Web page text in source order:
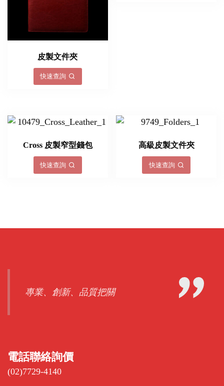
皮製文件夾
快速查詢
Cross 皮製窄型錢包
快速查詢
高級皮製文件夾
快速查詢
專業、創新、品質把關
電話聯絡詢價
(02)7729-4140